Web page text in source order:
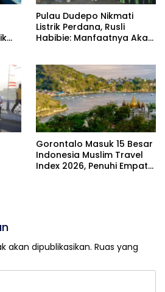
Pulau Dudepo Nikmati
Listrik Perdana, Rusli
Habibie: Manfaatnya Akan
Gorontalo Masuk 15 Besar
Indonesia Muslim Travel
Index 2026, Penuhi Empat
akan dipublikasikan. Ruas yang